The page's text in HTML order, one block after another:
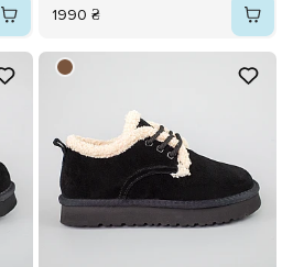
1990 ₴